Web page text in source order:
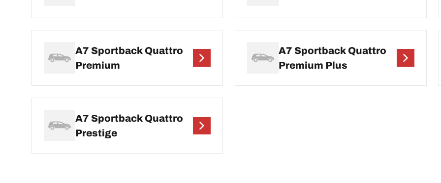
A7 Sportback Quattro
Premium
A7 Sportback Quattro
Premium Plus
A7 Sportback Quattro
Prestige